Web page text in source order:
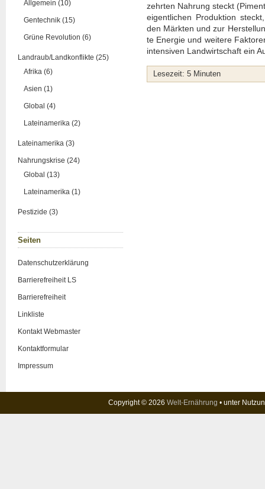
Allgemein (10)
Gentechnik (15)
Grüne Revolution (6)
Landraub/Landkonflikte (25)
Afrika (6)
Asien (1)
Global (4)
Lateinamerika (2)
Lateinamerika (3)
Nahrungskrise (24)
Global (13)
Lateinamerika (1)
Pestizide (3)
Sei­ten
Daten­schutz­er­klä­rung
Bar­rie­re­frei­heit LS
Bar­rie­re­frei­heit
Link­lis­te
Kon­takt Web­mas­ter
Kon­takt­for­mu­lar
Impres­sum
zehr­ten Nah­rung steckt
eigent­li­chen Pro­duk­ti­on
den Märk­ten und zur
te Ener­gie und wei­te­re
inten­si­ven Land­wirt­schaft ein
Lese­zeit: 5 Minu­ten
Copyright © 2026 Welt-Ernährung • unter